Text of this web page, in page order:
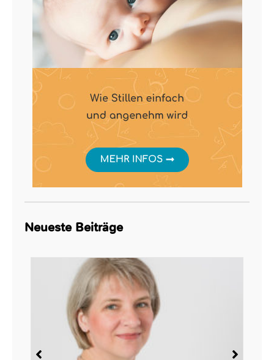
Neueste Beiträge